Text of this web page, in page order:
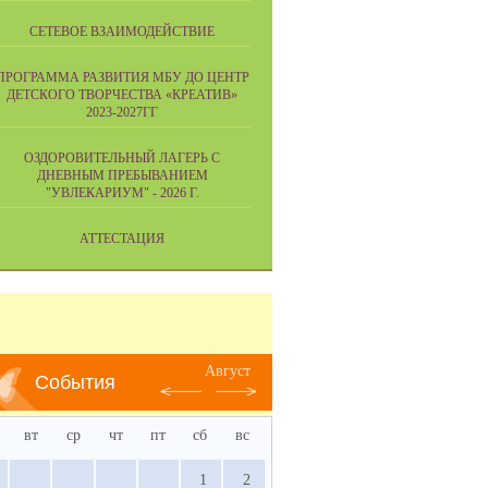
СЕТЕВОЕ ВЗАИМОДЕЙСТВИЕ
РАЗВИТИЯ МБУ ДО ЦЕНТР
ДЕТСКОГО ТВОРЧЕСТВА «КРЕАТИВ»
2023-2027ГГ
ОЗДОРОВИТЕЛЬНЫЙ ЛАГЕРЬ С
ДНЕВНЫМ ПРЕБЫВАНИЕМ
"УВЛЕКАРИУМ" - 2026 Г.
АТТЕСТАЦИЯ
События
Август
вт ср чт пт сб вс
1 2